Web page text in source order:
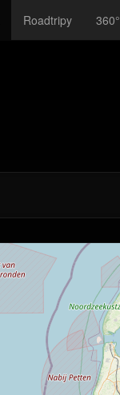
Roadtripy 360°